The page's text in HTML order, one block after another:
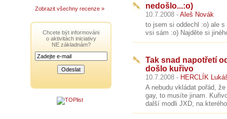
nedošlo...:o)
10.7.2008 - Aleš Novák
to jsem si oddechl :o) ale
vsi sám :o) Najděte si
Tak snad napotřetí
došlo kuřivo
10.7.2008 - HERCLÍK
A nebudu vkládat pořád,
gay, to musíte jinam.
další modli JXD, na
Zobrazit všechny recenze »
Chcete být informováni
o aktivitách iniciativy
NE základnám?